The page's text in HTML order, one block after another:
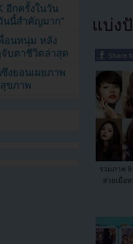
แบ่ง
รวมภาพ
สวยเมื่อ
อีกครั้งในวัน
นนี้สำคัญมาก”
อนหนุ่ม หลัง
บตาชีวิตล่าสุด
งยอนเผยภาพ
ขภาพ